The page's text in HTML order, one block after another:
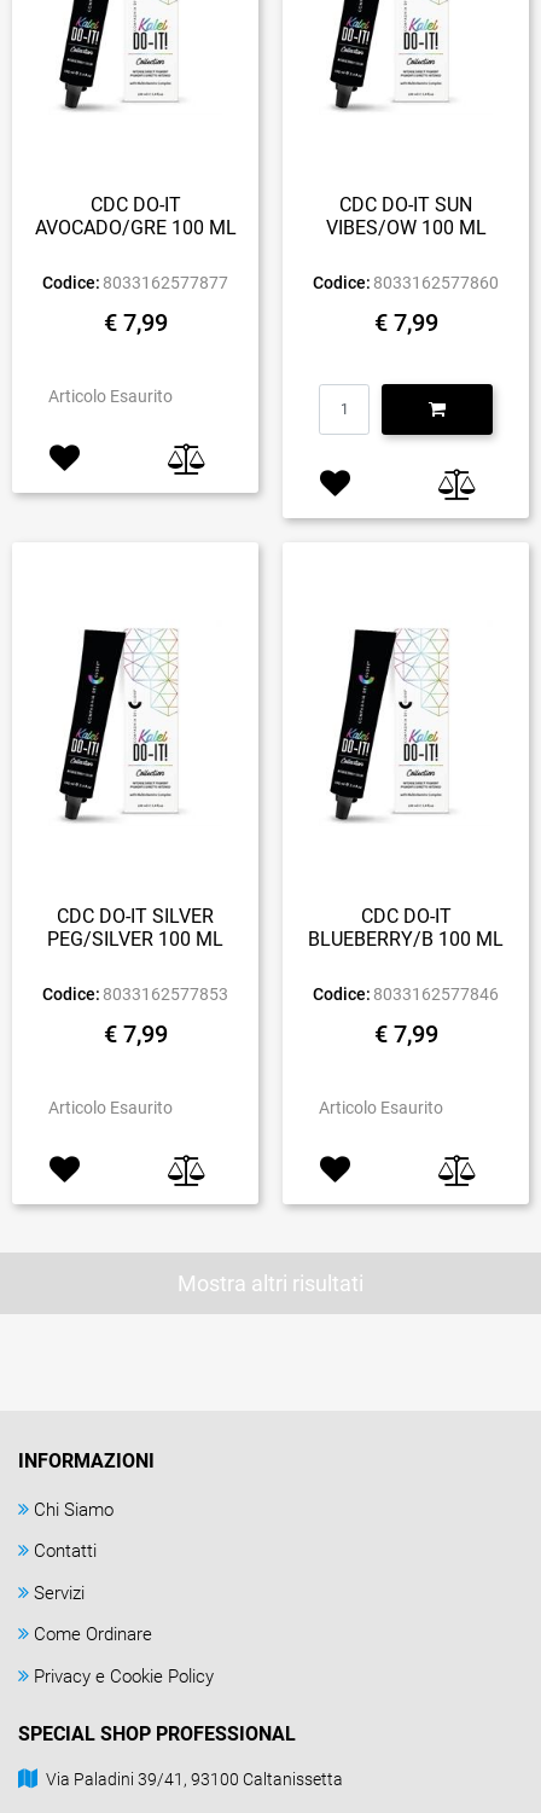
CDC DO-IT
AVOCADO/GRE 100 ML
Codice: 8033162577877
€ 7,99
Articolo Esaurito
CDC DO-IT SUN
VIBES/OW 100 ML
Codice: 8033162577860
€ 7,99
Quantità
CDC DO-IT SILVER
PEG/SILVER 100 ML
Codice: 8033162577853
€ 7,99
Articolo Esaurito
CDC DO-IT
BLUEBERRY/B 100 ML
Codice: 8033162577846
€ 7,99
Articolo Esaurito
Mostra altri risultati
INFORMAZIONI
Chi Siamo
Contatti
Servizi
Come Ordinare
Privacy e Cookie Policy
SPECIAL SHOP PROFESSIONAL
Via Paladini 39/41, 93100 Caltanissetta